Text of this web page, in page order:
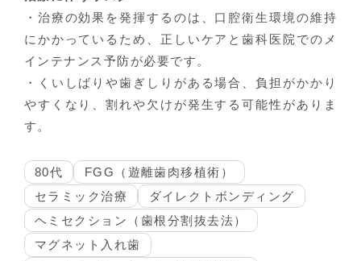
・治療の効果を発揮するのは、口腔衛生環境の維持
にかかっているため、正しいケアと歯科医院でのメ
インテナンス予防が必要です。
・くいしばりや歯ぎしりがある場合、負担がかかり
やすくなり、割れや欠けが発生する可能性がありま
す。
80代
FGG（遊離歯肉移植術）
セラミック治療
ダイレクトボンディング
ヘミセクション（歯根分割抜去法）
マグネット入れ歯